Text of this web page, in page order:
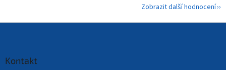
Zobrazit další hodnocení
Kontakt